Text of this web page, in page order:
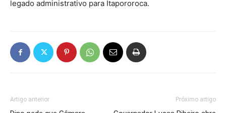
legado administrativo para Itapororoca.
Artigo anterior Próximo artigo